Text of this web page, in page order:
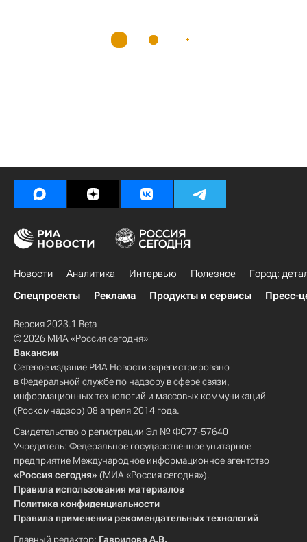
Новости Аналитика Интервью Полезное
Город:
Спецпроекты
Реклама Продукты и сервисы Пресс-
Версия 2023.1 Beta
© 2026 МИА «Россия сегодня»
Вакансии
Сетевое издание РИА Новости зарегистрировано
в Федеральной службе по надзору в сфере связи,
информационных технологий и массовых коммуникаций
(Роскомнадзор) 08 апреля 2014 года.
Свидетельство о регистрации Эл № ФС77-57640
Учредитель: Федеральное государственное унитарное
предприятие Международное информационное агентство
«Россия сегодня» (МИА «Россия сегодня»).
Правила использования материалов
Политика конфиденциальности
Правила применения рекомендательных технологий
Главный редактор: Гаврилова А.В.